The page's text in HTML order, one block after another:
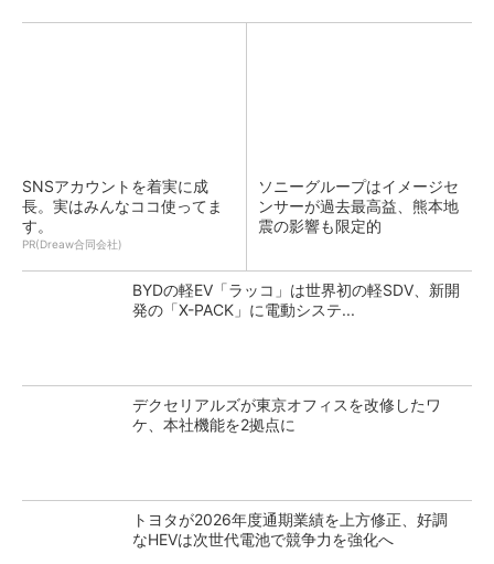
SNSアカウントを着実に成
長。実はみんなココ使ってま
す。
PR(Dreaw合同会社)
ソニーグループはイメージセ
ンサーが過去最高益、熊本地
震の影響も限定的
BYDの軽EV「ラッコ」は世界初の軽SDV、新開
発の「X-PACK」に電動システ...
デクセリアルズが東京オフィスを改修したワ
ケ、本社機能を2拠点に
トヨタが2026年度通期業績を上方修正、好調
なHEVは次世代電池で競争力を強化へ